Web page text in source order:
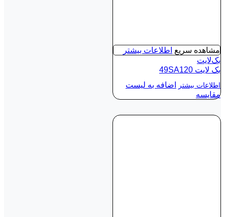
مشاهده سریع اطلاعات بیشتر
بک‌لایت
بک لايت 49SA120
اطلاعات بیشتر
اضافه به لیست
مقایسه